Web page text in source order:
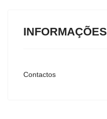
INFORMAÇÕES
Contactos